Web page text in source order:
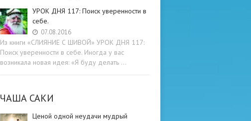
УРОК ДНЯ 117: Поиск уверенности в
себе.
07.08.2016
Из книги «СЛИЯНИЕ С ШИВОЙ» УРОК ДНЯ 117:
Поиск уверенности в себе. Иногда у вас
возникала новая идея: «Я буду делать …
ЧАША САКИ
Ценой одной неудачи мудрый